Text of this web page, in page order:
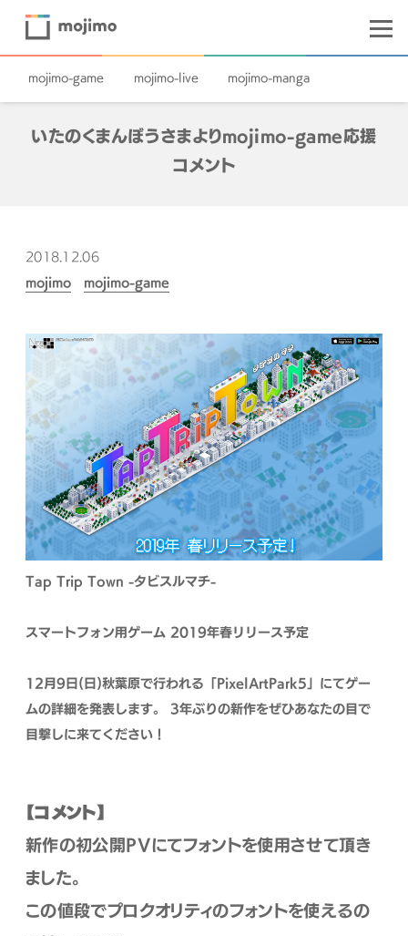
mojimo-game mojimo-live mojimo-manga
いたのくまんぼうさまよりmojimo-game応援
コメント
2018.12.06
mojimo
mojimo-game
Tap Trip Town -タビスルマチ-
スマートフォン用ゲーム 2019年春リリース予定
12月9日(日)秋葉原で行われる「PixelArtPark5」にてゲー
ムの詳細を発表します。
3年ぶりの新作をぜひあなたの目で
目撃しに来てください！
【コメント】
新作の初公開PVにてフォントを使用させて頂き
ました。
この値段でプロクオリティのフォントを使えるの